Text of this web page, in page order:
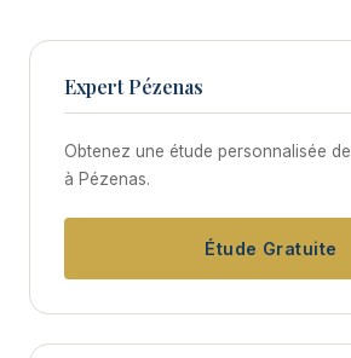
Expert Pézenas
Obtenez une étude personnalisée
à Pézenas.
Étude Gratuite